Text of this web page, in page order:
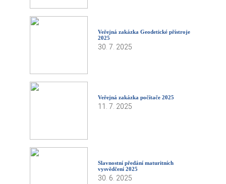
Veřejná zakázka Geodetické přístroje
2025
30. 7. 2025
Veřejná zakázka počítače 2025
11. 7. 2025
Slavnostní předání maturitních
vysvědčení 2025
30. 6. 2025